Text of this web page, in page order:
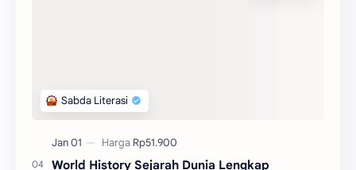
World History Sejarah Dunia Lengkap